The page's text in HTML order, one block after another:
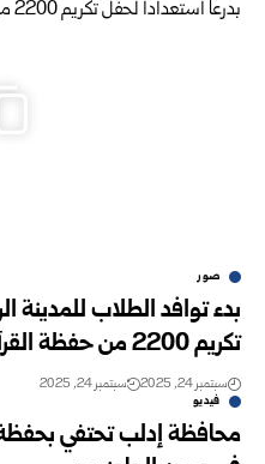
صور
بدء توافد الطلاب للمدينة
تكريم 2200 من حفظة القرآن الكريم
سبتمبر 24, 2025 سبتمبر 24, 2025
فيديو
محافظة إدلب تحتفي بحفظة